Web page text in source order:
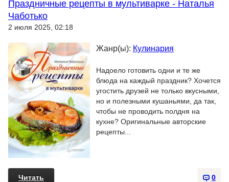
Праздничные рецепты в мультиварке - Наталья
Чаботько
2 июля 2025, 02:18
Жанр(ы): Кулинария
Надоело готовить одни и те же
блюда на каждый праздник? Хочется
угостить друзей не только вкусными,
но и полезными кушаньями, да так,
чтобы не проводить полдня на
кухне? Оригинальные авторские
рецепты...
0
Читать